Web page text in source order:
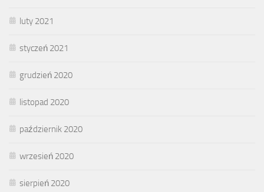
luty 2021
styczeń 2021
grudzień 2020
listopad 2020
październik 2020
wrzesień 2020
sierpień 2020